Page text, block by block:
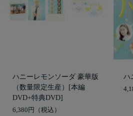
ハニーレモンソーダ 豪華版
（数量限定生産）[本編
DVD+特典DVD]
6,380円
ハ